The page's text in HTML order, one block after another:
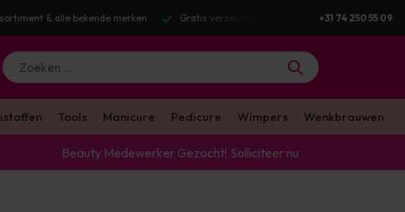
v.a. €100 excl. BTW Voor 16:00 besteld? Dezelfde werkdag verstuurd+31 74 250 55 09
Tools Manicure Pedicure Wimpers Wenkbrauwen
Beauty Medewerker Gezocht! Solliciteer nu